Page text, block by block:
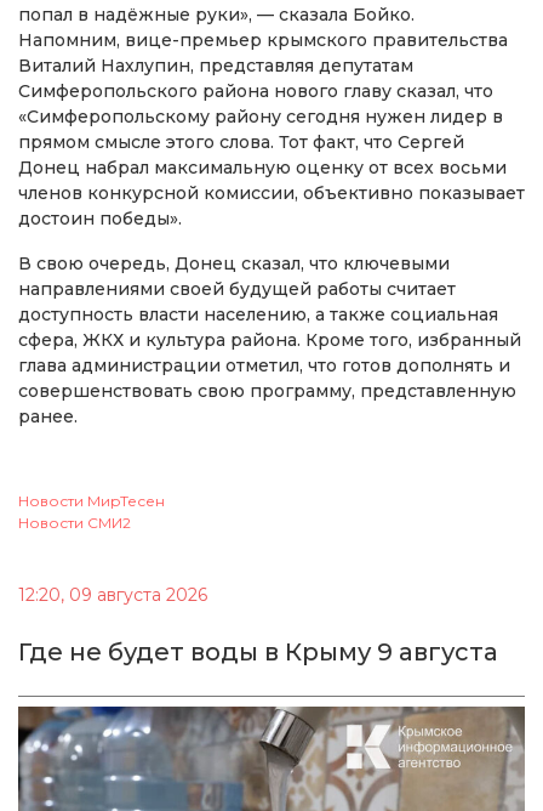
попал в надёжные руки», — сказала Бойко.
Напомним, вице-премьер крымского правительства
Виталий Нахлупин, представляя депутатам
Симферопольского района нового главу сказал, что
«Симферопольскому району сегодня нужен лидер в
прямом смысле этого слова. Тот факт, что Сергей
Донец набрал максимальную оценку от всех восьми
членов конкурсной комиссии, объективно показывает
достоин победы».
В свою очередь, Донец сказал, что ключевыми
направлениями своей будущей работы считает
доступность власти населению, а также социальная
сфера, ЖКХ и культура района. Кроме того, избранный
глава администрации отметил, что готов дополнять и
совершенствовать свою программу, представленную
ранее.
Новости МирТесен
Новости СМИ2
12:20, 09 августа 2026
Где не будет воды в Крыму 9 августа